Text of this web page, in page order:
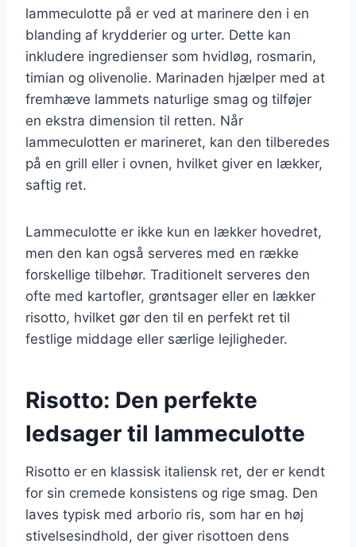
lammeculotte på er ved at marinere den i en
blanding af krydderier og urter. Dette kan
inkludere ingredienser som hvidløg, rosmarin,
timian og olivenolie. Marinaden hjælper med at
fremhæve lammets naturlige smag og tilføjer
en ekstra dimension til retten. Når
lammeculotten er marineret, kan den tilberedes
på en grill eller i ovnen, hvilket giver en lækker,
saftig ret.
Lammeculotte er ikke kun en lækker hovedret,
men den kan også serveres med en række
forskellige tilbehør. Traditionelt serveres den
ofte med kartofler, grøntsager eller en lækker
risotto, hvilket gør den til en perfekt ret til
festlige middage eller særlige lejligheder.
Risotto: Den perfekte
ledsager til lammeculotte
Risotto er en klassisk italiensk ret, der er kendt
for sin cremede konsistens og rige smag. Den
laves typisk med arborio ris, som har en høj
stivelsesindhold, der giver risottoen dens